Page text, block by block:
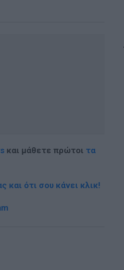
και μάθετε πρώτοι τα
ότι σου κάνει κλικ!